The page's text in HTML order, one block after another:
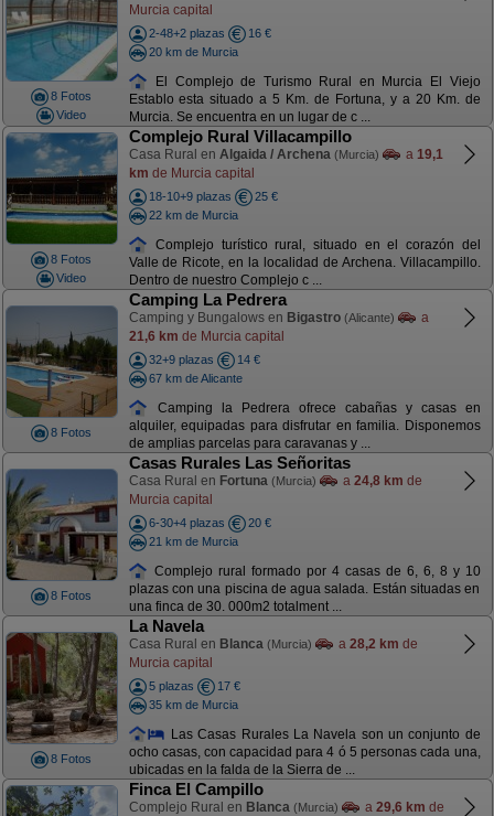
8 Fotos
Video
Murcia capital
2-48+2 plazas
16 €
20 km de Murcia
El Complejo de Turismo Rural en Murcia El Viejo
Establo esta situado a 5 Km. de Fortuna, y a 20 Km. de
Murcia. Se encuentra en un lugar de c ...
8 Fotos
Video
Complejo Rural Villacampillo
Casa Rural en Algaida / Archena (Murcia) a 19,1
km de Murcia capital
18-10+9 plazas
25 €
22 km de Murcia
Complejo turístico rural, situado en el corazón del
Valle de Ricote, en la localidad de Archena. Villacampillo.
Dentro de nuestro Complejo c ...
8 Fotos
Camping La Pedrera
Camping y Bungalows en Bigastro (Alicante)
a
21,6 km de Murcia capital
32+9 plazas
14 €
67 km de Alicante
Camping la Pedrera ofrece cabañas y casas en
alquiler, equipadas para disfrutar en familia. Disponemos
de amplias parcelas para caravanas y ...
8 Fotos
Casas Rurales Las Señoritas
Casa Rural en Fortuna (Murcia) a 24,8 km de
Murcia capital
6-30+4 plazas
20 €
21 km de Murcia
Complejo rural formado por 4 casas de 6, 6, 8 y 10
plazas con una piscina de agua salada. Están situadas en
una finca de 30. 000m2 totalment ...
8 Fotos
La Navela
Casa Rural en Blanca (Murcia) a 28,2 km de
Murcia capital
5 plazas
17 €
35 km de Murcia
Las Casas Rurales La Navela son un conjunto de
ocho casas, con capacidad para 4 ó 5 personas cada una,
ubicadas en la falda de la Sierra de ...
Finca El Campillo
Complejo Rural en Blanca (Murcia) a 29,6 km de